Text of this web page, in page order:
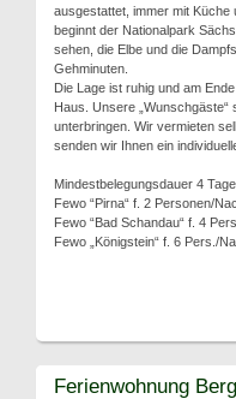
ausgestattet, immer mit Küche
beginnt der Nationalpark
sehen, die Elbe und die
Gehminuten.
Die Lage ist ruhig und am
Haus. Unsere
unterbringen. Wir vermieten
senden wir Ihnen ein
Mindestbelegungsdauer 4
Fewo “Pirna“ f. 2 Personen/
Fewo “Bad Schandau“ f. 4
Fewo „Königstein“ f. 6 Pers./
Ferienwohnung